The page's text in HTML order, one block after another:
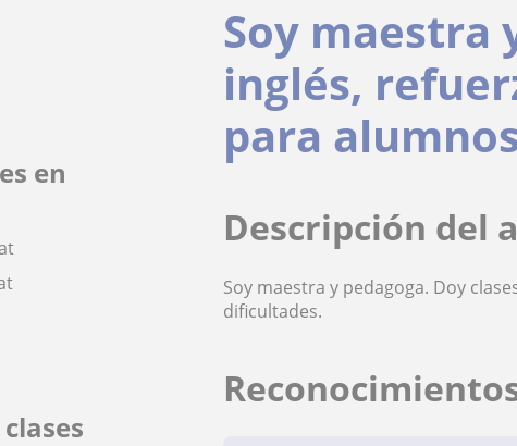
en
Soy maestra
inglés,
para
Descripción del
Soy maestra y pedagoga. Doy
dificultades.